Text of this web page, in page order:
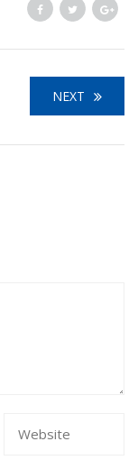
NEXT